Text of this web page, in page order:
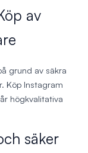
av
grund av säkra
Köp Instagram
högkvalitativa
säker